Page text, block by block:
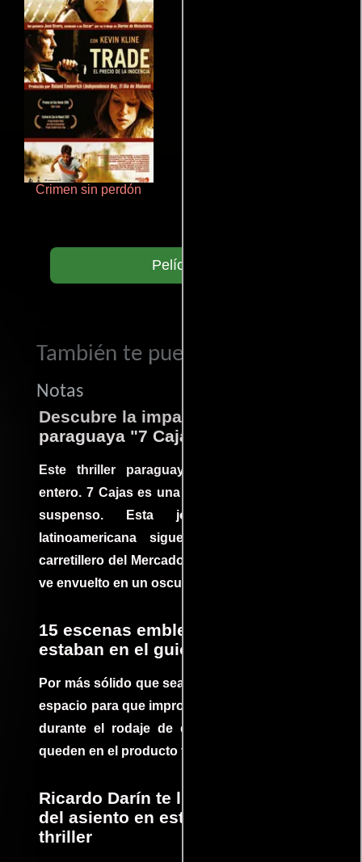
Crimen sin perdón
Películas
También te puede interesar...
Notas
Descubre la impactante película
paraguaya "7 Cajas"
Este thriller paraguayo cautivó al mundo
entero. 7 Cajas es una explosión de acción y
suspenso. Esta joya cinematográfica
latinoamericana sigue la historia de un
carretillero del Mercado 4 de Asunción que se
ve envuelto en un oscuro mundo de crimen
15 escenas emblemáticas que no
estaban en el guion
Por más sólido que sea un guión siempre hay
espacio para que improvisaciones que se dan
durante el rodaje de determinadas escenas
queden en el producto final.
Ricardo Darín te llevará al borde
del asiento en este increíble
thriller